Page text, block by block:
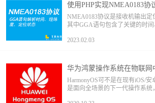
使用PHP实现NMEA0183协
NMEA0183协议是接收机输出定
其中GGA语句包含了关键的时
2023.02.03
华为鸿蒙操作系统在物联网
HarmonyOS可不是在现有iOS/
是面向全场景的下一代操作系